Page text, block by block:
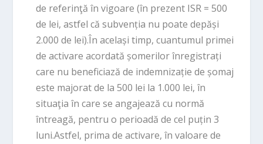
de referinţă în vigoare (în prezent ISR = 500
de lei, astfel că subvenția nu poate depăși
2.000 de lei).În același timp, cuantumul primei
de activare acordată șomerilor înregistrați
care nu beneficiază de indemnizație de șomaj
este majorat de la 500 lei la 1.000 lei, în
situaţia în care se angajează cu normă
întreagă, pentru o perioadă de cel puțin 3
luni.Astfel, prima de activare, în valoare de